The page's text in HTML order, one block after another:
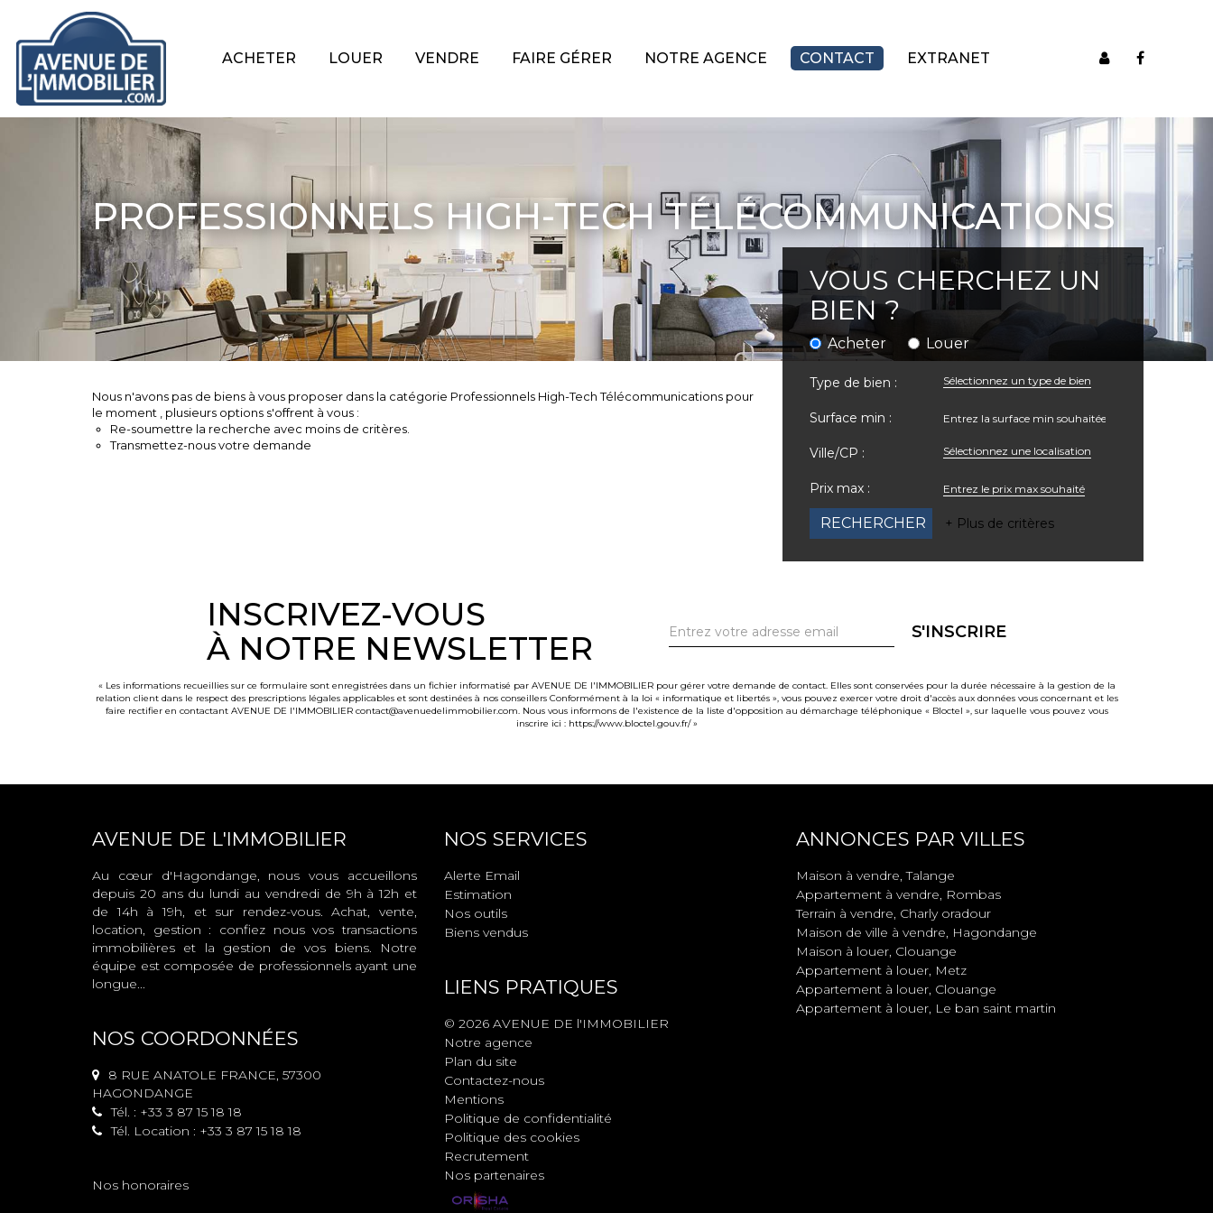
ACHETER LOUER VENDRE FAIRE GÉRER NOTRE AGENCE CONTACT EXTRANET
PROFESSIONNELS HIGH-TECH TÉLÉCOMMUNICATIONS
VOUS CHERCHEZ UN
BIEN ?
Acheter Louer
Type de bien : Sélectionnez un type de bien
Surface min :
Ville/CP : Sélectionnez une localisation
Prix max :
+ Plus de critères
Nous n'avons pas de biens à vous proposer dans la catégorie Professionnels High-Tech Télécommunications pour
le moment , plusieurs options s'offrent à vous :
Re-soumettre la recherche avec moins de critères.
Transmettez-nous votre demande
INSCRIVEZ-VOUS
À NOTRE NEWSLETTER
S'INSCRIRE
« Les informations recueillies sur ce formulaire sont enregistrées dans un fichier informatisé par AVENUE DE l'IMMOBILIER pour gérer votre demande de contact. Elles sont conservées pour la durée nécessaire à la gestion de la
relation client dans le respect des prescriptions légales applicables et sont destinées à nos conseillers Conformément à la loi « informatique et libertés », vous pouvez exercer votre droit d'accès aux données vous concernant et les
faire rectifier en contactant AVENUE DE l'IMMOBILIER contact@avenuedelimmobilier.com. Nous vous informons de l'existence de la liste d'opposition au démarchage téléphonique « Bloctel », sur laquelle vous pouvez vous
inscrire ici : https://www.bloctel.gouv.fr/»
AVENUE DE L'IMMOBILIER
Au cœur d'Hagondange, nous vous accueillons
depuis 20 ans du lundi au vendredi de 9h à 12h et
de 14h à 19h, et sur rendez-vous. Achat, vente,
location, gestion : confiez nous vos transactions
immobilières et la gestion de vos biens. Notre
équipe est composée de professionnels ayant une
longue...
NOS COORDONNÉES
8 RUE ANATOLE FRANCE, 57300
HAGONDANGE
Tél. : +33 3 87 15 18 18
Tél. Location : +33 3 87 15 18 18
Nos honoraires
NOS SERVICES
Alerte Email
Estimation
Nos outils
Biens vendus
LIENS PRATIQUES
© 2026 AVENUE DE l'IMMOBILIER
Notre agence
Plan du site
Contactez-nous
Mentions
Politique de confidentialité
Politique des cookies
Recrutement
Nos partenaires
ANNONCES PAR VILLES
Maison à vendre, Talange
Appartement à vendre, Rombas
Terrain à vendre, Charly oradour
Maison de ville à vendre, Hagondange
Maison à louer, Clouange
Appartement à louer, Metz
Appartement à louer, Clouange
Appartement à louer, Le ban saint martin